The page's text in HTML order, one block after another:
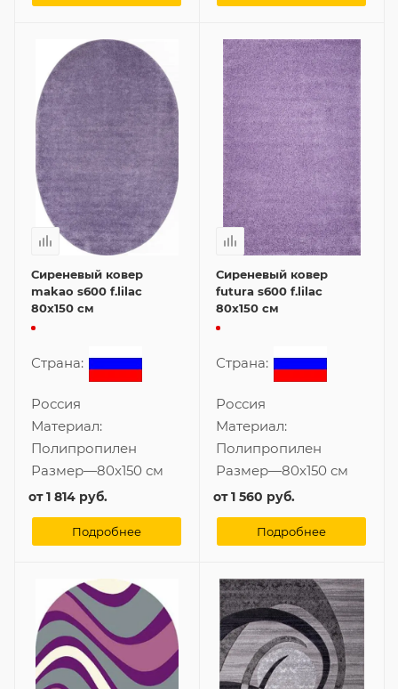
Сиреневый ковер
makao s600 f.lilac
80x150 см
Страна:
Россия
Материал:
Полипропилен
Размер—80x150 см
от1 814 руб.
Подробнее
Сиреневый ковер
futura s600 f.lilac
80x150 см
Страна:
Россия
Материал:
Полипропилен
Размер—80x150 см
от1 560 руб.
Подробнее